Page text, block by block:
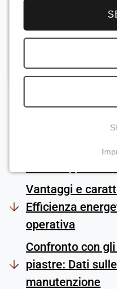
Introduzione:
Vantaggi e
Efficienza
operativa
Confronto con
piastre: Dati
manutenzione
web, come la
preferenze sulla
possono essere
cookie_consenso
consenso